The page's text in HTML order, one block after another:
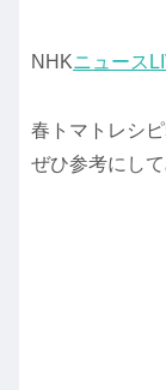
NHKニュース
春トマトレシ
ぜひ参考にして